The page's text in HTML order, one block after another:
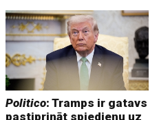
Politico: Tramps ir gatavs
pastiprināt spiedienu uz